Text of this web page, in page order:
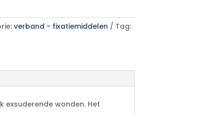
verband - fixatiemiddelen
Tag:
exsuderende wonden. Het